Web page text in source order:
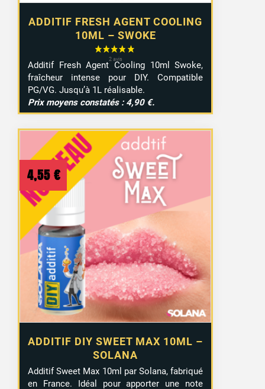
ADDITIF FRESH AGENT COOLING
10ML – SWOKE
Additif Fresh Agent Cooling 10ml Swoke,
fraîcheur intense pour DIY. Compatible
PG/VG. Jusqu’à 1L réalisable.
Prix moyens constatés : 4,90 €.
ADDITIF DIY SWEET MAX 10ML –
SOLANA
4,55 €
Additif Sweet Max 10ml par Solana, fabriqué
en France. Idéal pour apporter une note